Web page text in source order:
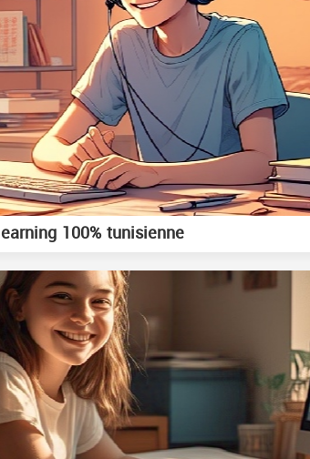
100% tunisienne